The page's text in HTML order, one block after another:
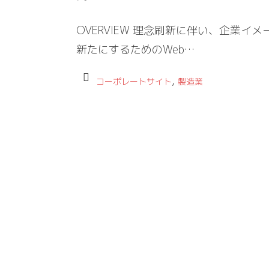
OVERVIEW 理念刷新に伴い、企業イメ
新たにするためのWeb…
コーポレートサイト, 製造業